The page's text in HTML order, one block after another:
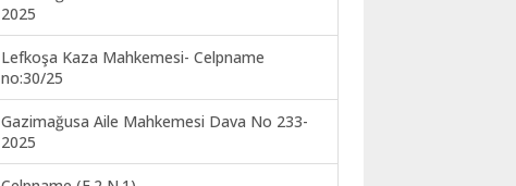
2025
Lefkoşa Kaza Mahkemesi- Celpname
no:30/25
Gazimağusa Aile Mahkemesi Dava No 233-
2025